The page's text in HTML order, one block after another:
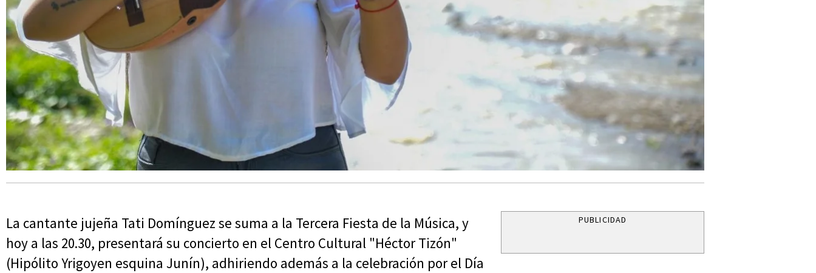
La cantante jujeña Tati Domínguez se suma a la Tercera Fiesta de la Música, y
hoy a las 20.30, presentará su concierto en el Centro Cultural "Héctor Tizón"
(Hipólito Yrigoyen esquina Junín), adhiriendo además a la celebración por el Día
PUBLICIDAD